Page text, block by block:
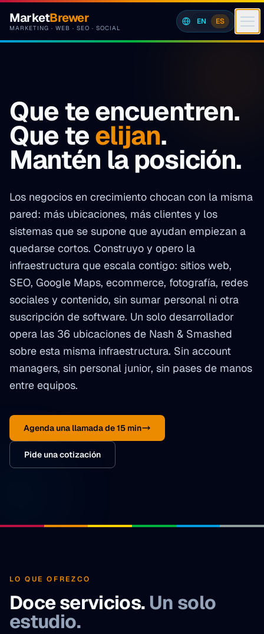
MarketBrewer
MARKETING · WEB · SEO · SOCIAL
EN ES
Que te encuentren.
Que teelijan.
Mantén la posición.
Los negocios en crecimiento chocan con la misma
pared: más ubicaciones, más clientes y los
sistemas que se supone que ayudan empiezan a
quedarse cortos. Construyo y opero la
infraestructura que escala contigo: sitios web,
SEO, Google Maps, ecommerce, fotografía, redes
sociales y contenido, sin sumar personal ni otra
suscripción de software. Un solo desarrollador
opera las 36 ubicaciones de Nash & Smashed
sobre esta misma infraestructura. Sin account
managers, sin personal junior, sin pases de manos
entre equipos.
Agenda una llamada de 15 min
Pide una cotización
LO QUE OFREZCO
Doce servicios. Un solo
estudio.